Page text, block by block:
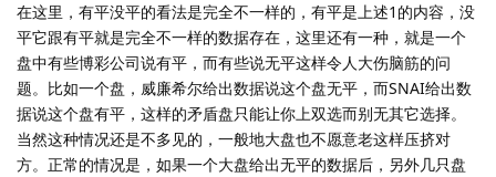
在这里，有平没平的看法是完全不一样的，有平是上述1的内容，没
平它跟有平就是完全不一样的数据存在，这里还有一种，就是一个
盘中有些博彩公司说有平，而有些说无平这样令人大伤脑筋的问
题。比如一个盘，威廉希尔给出数据说这个盘无平，而SNAI给出数
据说这个盘有平，这样的矛盾盘只能让你上双选而别无其它选择。
当然这种情况还是不多见的，一般地大盘也不愿意老这样压挤对
方。正常的情况是，如果一个大盘给出无平的数据后，另外几只盘